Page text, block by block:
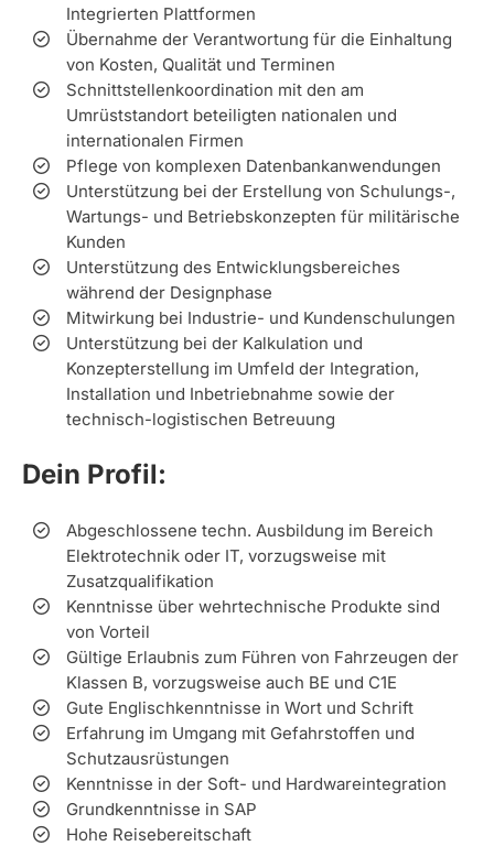
Integrierten Plattformen
Übernahme der Verantwortung für die Einhaltung
von Kosten, Qualität und Terminen
Schnittstellenkoordination mit den am
Umrüststandort beteiligten nationalen und
internationalen Firmen
Pflege von komplexen Datenbankanwendungen
Unterstützung bei der Erstellung von Schulungs-,
Wartungs- und Betriebskonzepten für militärische
Kunden
Unterstützung des Entwicklungsbereiches
während der Designphase
Mitwirkung bei Industrie- und Kundenschulungen
Unterstützung bei der Kalkulation und
Konzepterstellung im Umfeld der Integration,
Installation und Inbetriebnahme sowie der
technisch-logistischen Betreuung
Dein Profil:
Abgeschlossene techn. Ausbildung im Bereich
Elektrotechnik oder IT, vorzugsweise mit
Zusatzqualifikation
Kenntnisse über wehrtechnische Produkte sind
von Vorteil
Gültige Erlaubnis zum Führen von Fahrzeugen der
Klassen B, vorzugsweise auch BE und C1E
Gute Englischkenntnisse in Wort und Schrift
Erfahrung im Umgang mit Gefahrstoffen und
Schutzausrüstungen
Kenntnisse in der Soft- und Hardwareintegration
Grundkenntnisse in SAP
Hohe Reisebereitschaft